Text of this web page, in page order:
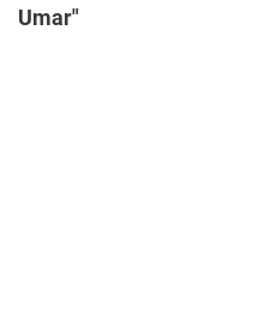
Umar"